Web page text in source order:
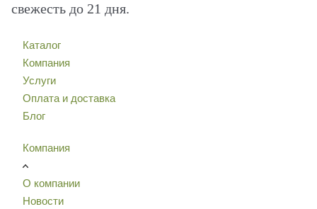
свежесть до 21 дня.
Каталог
Компания
Услуги
Оплата и доставка
Блог
Компания
О компании
Новости